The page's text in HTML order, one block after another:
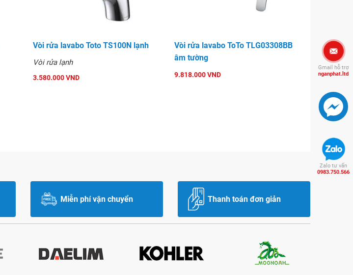
Vòi rửa lavabo Toto TS100N lạnh
Vòi rửa lạnh
3.580.000 VND
Vòi rửa lavabo ToTo TLG03308BB
âm tường
9.818.000 VND
Miễn phí vận chuyển Thanh toán đơn giản
Gmail hỗ trợ
nganphat.ltd
Zalo tư vấn
0983.750.566